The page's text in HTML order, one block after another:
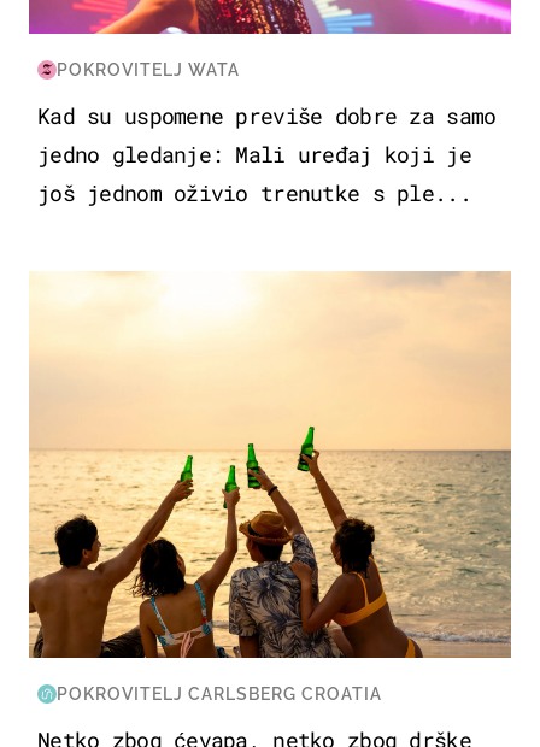
POKROVITELJ WATA
Kad su uspomene previše dobre za samo
jedno gledanje: Mali uređaj koji je
još jednom oživio trenutke s ple...
POKROVITELJ CARLSBERG CROATIA
Netko zbog ćevapa, netko zbog drške